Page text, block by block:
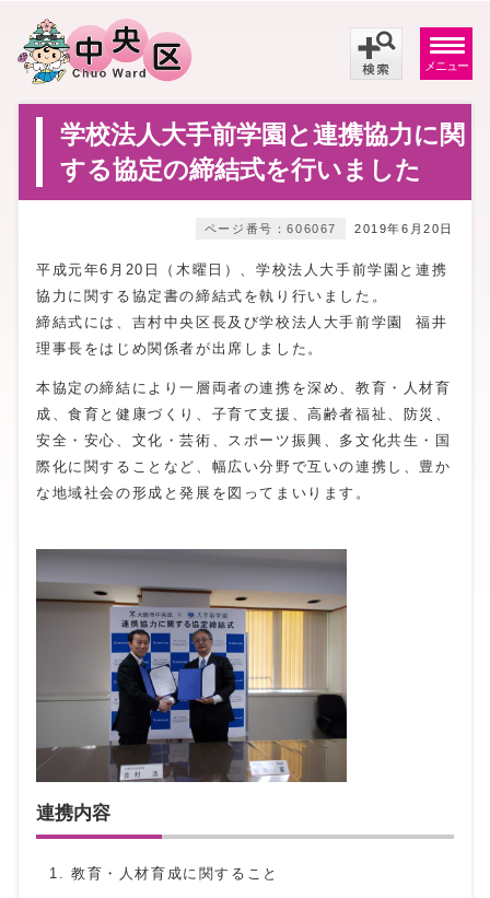
メニュー
学校法人大手前学園と連携協力に関
する協定の締結式を行いました
2019年6月20日
ページ番号：606067
平成元年6月20日（木曜日）、学校法人大手前学園と連携
協力に関する協定書の締結式を執り行いました。
締結式には、吉村中央区長及び学校法人大手前学園 福井
理事長をはじめ関係者が出席しました。
本協定の締結により一層両者の連携を深め、教育・人材育
成、食育と健康づくり、子育て支援、高齢者福祉、防災、
安全・安心、文化・芸術、スポーツ振興、多文化共生・国
際化に関することなど、幅広い分野で互いの連携し、豊か
な地域社会の形成と発展を図ってまいります。
連携内容
教育・人材育成に関すること